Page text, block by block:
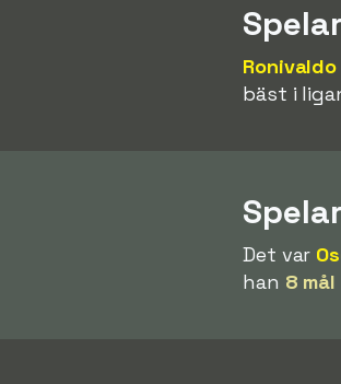
Ronivaldo
bäst i
Det var
han 8